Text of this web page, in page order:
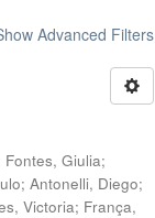
Advanced Filters
Fontes, Giulia;
;Antonelli, Diego;
Victoria; França,